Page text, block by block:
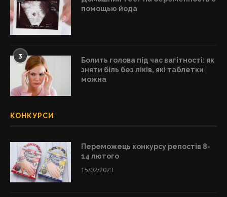
помощью йода
3
Болить голова під час вагітності: як
зняти біль без ліків, які таблетки
можна
КОНКУРСИ
Переможець конкурсу репостів 8-
14 лютого
15/02/2023